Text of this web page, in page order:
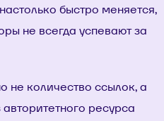
быстро меняется,
не всегда успевают за
не количество ссылок, а
ресурса